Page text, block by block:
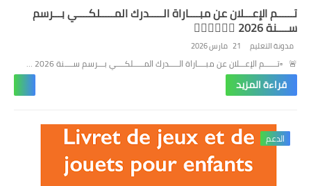
تــــــم الإعـــلان عن مبــــاراة الـــــدرك المـــــلكــــي بـــرسم
ســــنة 2026 👮🏼‍♂️👮🏼‍♀️
مدونة التعليم 21 مارس 2026
🚨 ▫️تــــــم الإعـــلان عن مبــــاراة الـــــدرك المـــــلكــــي بـــرسم ســــنة 2026 …
قراءة المزيد
الدعم